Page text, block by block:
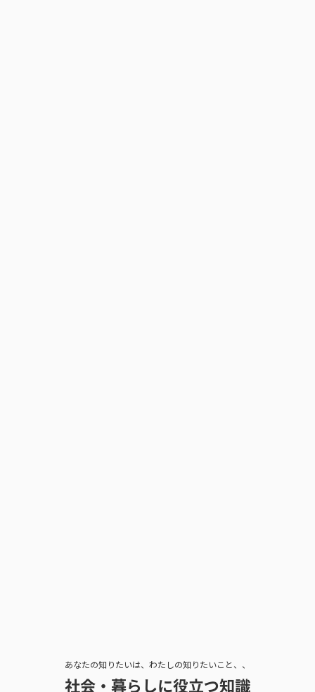
あなたの知りたいは、わたしの知りたいこと、、
社会・暮らしに役立つ知識